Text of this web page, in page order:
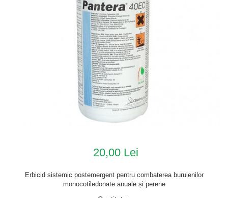
20,00 Lei
Erbicid sistemic postemergent pentru combaterea buruienilor
monocotiledonate anuale și perene